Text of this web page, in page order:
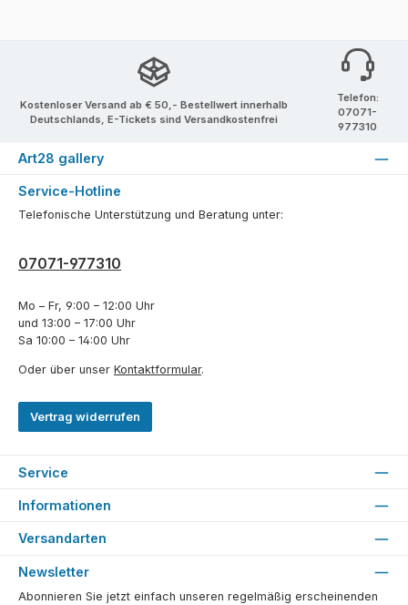
Kostenloser Versand ab € 50,- Bestellwert innerhalb
Deutschlands, E-Tickets sind Versandkostenfrei
Telefon:
07071-
977310
Art28 gallery
Service-Hotline
Telefonische Unterstützung und Beratung unter:
07071-977310
Mo – Fr, 9:00 – 12:00 Uhr
und 13:00 – 17:00 Uhr
Sa 10:00 – 14:00 Uhr
Oder über unser Kontaktformular.
Vertrag widerrufen
Service
Informationen
Versandarten
Newsletter
Abonnieren Sie jetzt einfach unseren regelmäßig erscheinenden